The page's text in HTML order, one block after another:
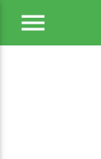
menu